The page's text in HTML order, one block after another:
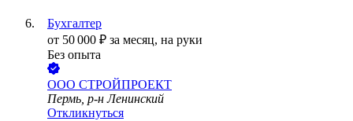
Бухгалтер
от 50 000 ₽ за месяц, на руки
Без опыта
ООО СТРОЙПРОЕКТ
Пермь, р-н Ленинский
Откликнуться